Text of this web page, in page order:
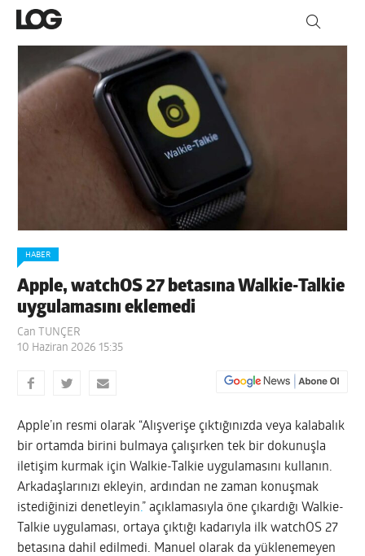
HABER
Apple, watchOS 27 betasına Walkie-Talkie
uygulamasını eklemedi
Can TUNÇER
10 Haziran 2026 15:35
Apple’ın resmi olarak “Alışverişe çıktığınızda veya kalabalık
bir ortamda birini bulmaya çalışırken tek bir dokunuşla
iletişim kurmak için Walkie-Talkie uygulamasını kullanın.
Arkadaşlarınızı ekleyin, ardından ne zaman konuşmak
istediğinizi denetleyin.” açıklamasıyla öne çıkardığı Walkie-
Talkie uygulaması, ortaya çıktığı kadarıyla ilk watchOS 27
betasına dahil edilmedi. Manuel olarak da yüklenemeyen